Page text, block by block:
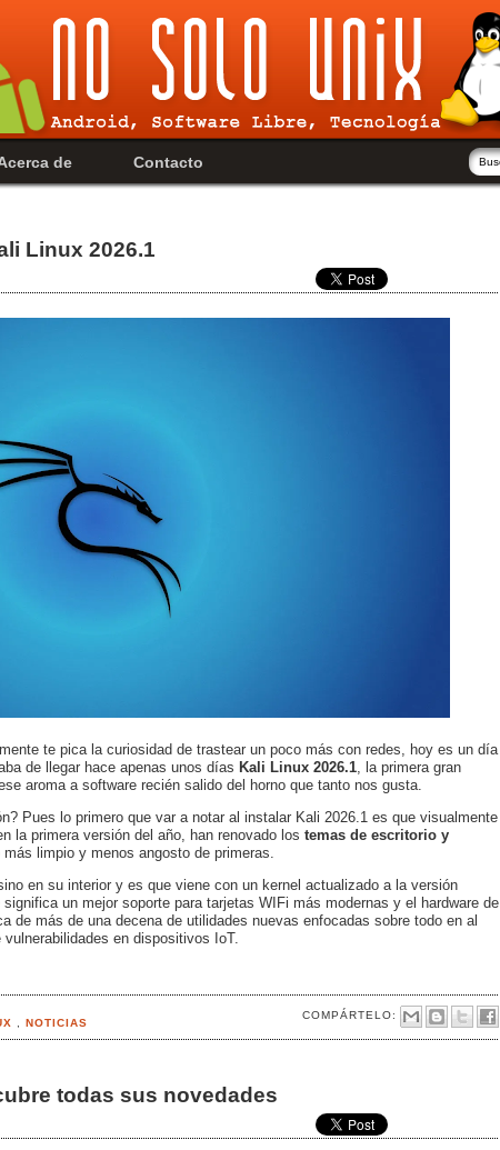
de Contacto
Linux 2026.1
te pica la curiosidad de trastear un poco más con redes, hoy es un día
de llegar hace apenas unos días Kali Linux 2026.1 , la primera gran
aroma a software recién salido del horno que tanto nos gusta.
Pues lo primero que var a notar al instalar Kali 2026.1 es que visualmente
la primera versión del año, han renovado los temas de escritorio y
más limpio y menos angosto de primeras.
en su interior y es que viene con un kernel actualizado a la versión
significa un mejor soporte para tarjetas WIFi más modernas y el hardware de
de más de una decena de utilidades nuevas enfocadas sobre todo en al
en dispositivos IoT.
COMPÁRTELO:
NOTICIAS
todas sus novedades